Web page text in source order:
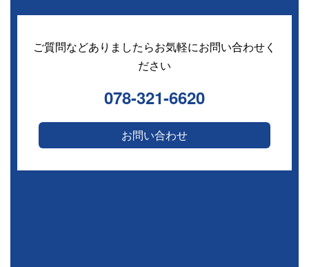
ご質問などありましたらお気軽にお問い合わせく
ださい
078-321-6620
お問い合わせ